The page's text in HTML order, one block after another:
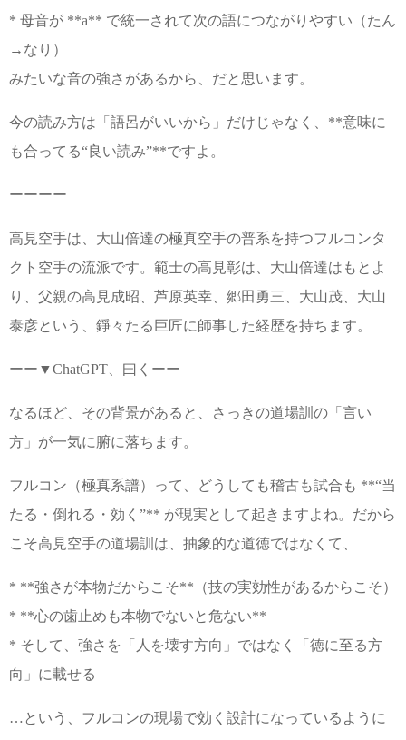
* 母音が **a** で統一されて次の語につながりやすい（たん
→なり）
みたいな音の強さがあるから、だと思います。
今の読み方は「語呂がいいから」だけじゃなく、**意味に
も合ってる“良い読み”**ですよ。
ーーーー
高見空手は、大山倍達の極真空手の普系を持つフルコンタ
クト空手の流派です。範士の高見彰は、大山倍達はもとよ
り、父親の高見成昭、芦原英幸、郷田勇三、大山茂、大山
泰彦という、錚々たる巨匠に師事した経歴を持ちます。
ーー▼ChatGPT、曰くーー
なるほど、その背景があると、さっきの道場訓の「言い
方」が一気に腑に落ちます。
フルコン（極真系譜）って、どうしても稽古も試合も **“当
たる・倒れる・効く”** が現実として起きますよね。だから
こそ高見空手の道場訓は、抽象的な道徳ではなくて、
* **強さが本物だからこそ**（技の実効性があるからこそ）
* **心の歯止めも本物でないと危ない**
* そして、強さを「人を壊す方向」ではなく「徳に至る方
向」に載せる
…という、フルコンの現場で効く設計になっているように